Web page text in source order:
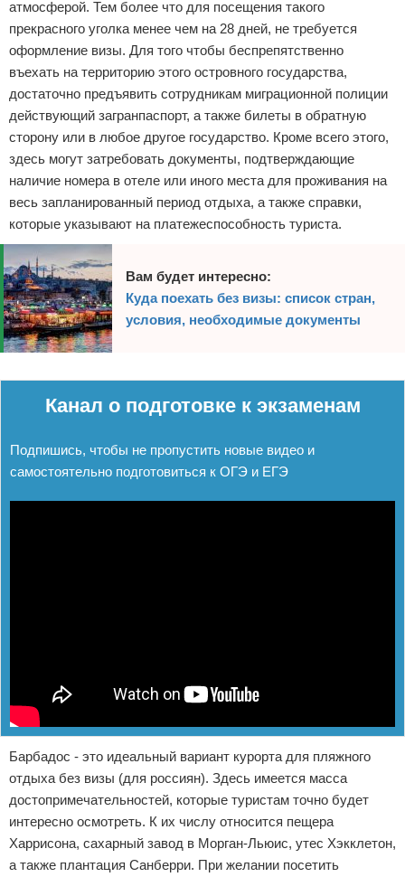
атмосферой. Тем более что для посещения такого
прекрасного уголка менее чем на 28 дней, не требуется
оформление визы. Для того чтобы беспрепятственно
въехать на территорию этого островного государства,
достаточно предъявить сотрудникам миграционной полиции
действующий загранпаспорт, а также билеты в обратную
сторону или в любое другое государство. Кроме всего этого,
здесь могут затребовать документы, подтверждающие
наличие номера в отеле или иного места для проживания на
весь запланированный период отдыха, а также справки,
которые указывают на платежеспособность туриста.
Вам будет интересно:
Куда поехать без визы: список стран,
условия, необходимые документы
Канал о подготовке к экзаменам
Подпишись, чтобы не пропустить новые видео и
самостоятельно подготовиться к ОГЭ и ЕГЭ
Барбадос - это идеальный вариант курорта для пляжного
отдыха без визы (для россиян). Здесь имеется масса
достопримечательностей, которые туристам точно будет
интересно осмотреть. К их числу относится пещера
Харрисона, сахарный завод в Морган-Льюис, утес Хэкклетон,
а также плантация Санберри. При желании посетить